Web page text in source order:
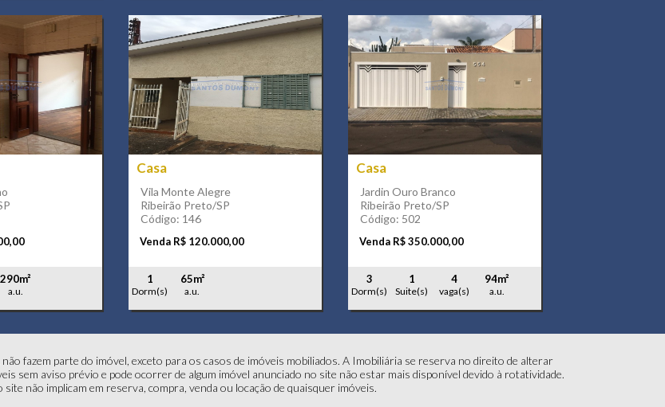
290m²
a.u.
Casa
Vila Monte Alegre
Ribeirão Preto/SP
Código: 146
Venda R$ 120.000,00
1
Dorm(s)
65m²
a.u.
Casa
Jardin Ouro Branco
Ribeirão Preto/SP
Código: 502
Venda R$ 350.000,00
3
Dorm(s)
1
Suite(s)
4
vaga(s)
94m²
a.u.
fazem parte do imóvel, exceto para os casos de imóveis mobiliados. A Imobiliária se reserva no direito de alterar
sem aviso prévio e pode ocorrer de algum imóvel anunciado no site não estar mais disponível devido à rotatividade.
não implicam em reserva, compra, venda ou locação de quaisquer imóveis.